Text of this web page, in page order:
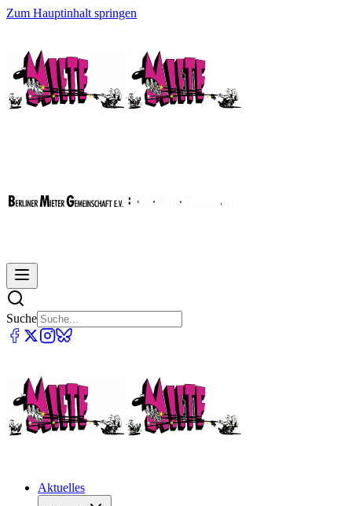
Zum Hauptinhalt springen
Suche
Aktuelles